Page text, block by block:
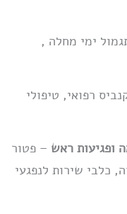
ימי מחלה ,
רפואי, טיפולי
ופגיעות ראש – פטור
כלבי שירות לנפגעי